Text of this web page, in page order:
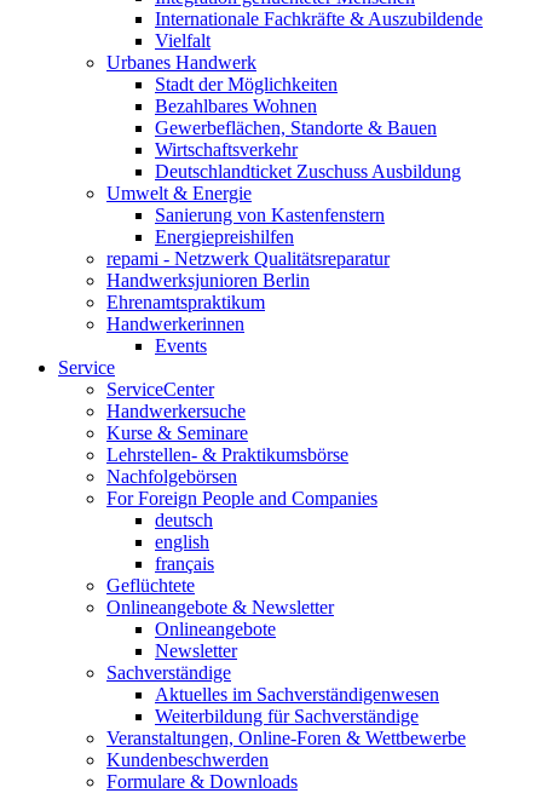
Internationale Fachkräfte & Auszubildende
Vielfalt
Urbanes Handwerk
Stadt der Möglichkeiten
Bezahlbares Wohnen
Gewerbeflächen, Standorte & Bauen
Wirtschaftsverkehr
Deutschlandticket Zuschuss Ausbildung
Umwelt & Energie
Sanierung von Kastenfenstern
Energiepreishilfen
repami - Netzwerk Qualitätsreparatur
Handwerksjunioren Berlin
Ehrenamtspraktikum
Handwerkerinnen
Events
Service
ServiceCenter
Handwerkersuche
Kurse & Seminare
Lehrstellen- & Praktikumsbörse
Nachfolgebörsen
For Foreign People and Companies
deutsch
english
français
Geflüchtete
Onlineangebote & Newsletter
Onlineangebote
Newsletter
Sachverständige
Aktuelles im Sachverständigenwesen
Weiterbildung für Sachverständige
Veranstaltungen, Online-Foren & Wettbewerbe
Kundenbeschwerden
Formulare & Downloads